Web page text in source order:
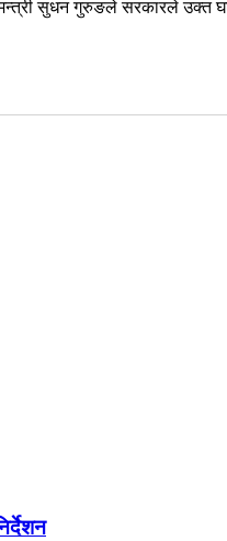
सुधन गुरुङले सरकारले उक्त